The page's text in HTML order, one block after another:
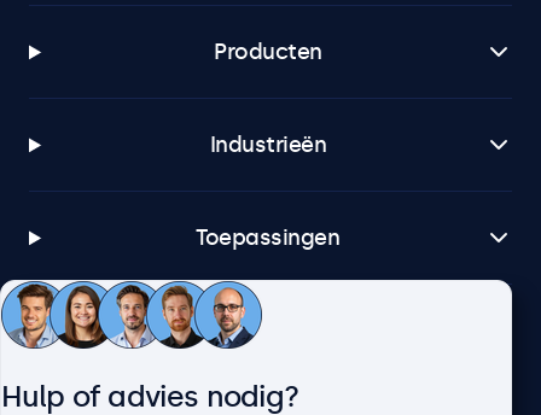
Producten
Industrieën
Toepassingen
Klantenservice
Hulp of advies nodig?